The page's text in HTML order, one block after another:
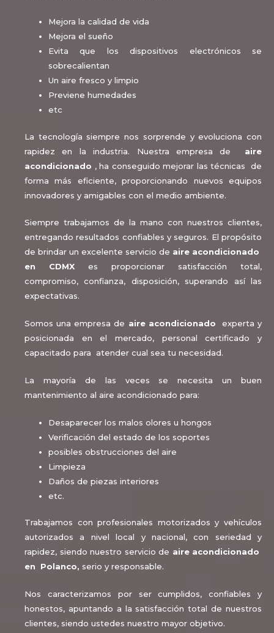
Mejora la calidad de vida
Mejora el sueño
Evita que los dispositivos electrónicos se
sobrecalientan
Un aire fresco y limpio
Previene humedades
etc
La tecnología siempre nos sorprende y evoluciona con
rapidez en la industria. Nuestra empresa de aire
acondicionado , ha conseguido mejorar las técnicas de
forma más eficiente, proporcionando nuevos equipos
innovadores y amigables con el medio ambiente.
Siempre trabajamos de la mano con nuestros clientes,
entregando resultados confiables y seguros. El propósito
de brindar un excelente servicio de aire acondicionado
en CDMX es proporcionar satisfacción total,
compromiso, confianza, disposición, superando así las
expectativas.
Somos una empresa de aire acondicionado
experta y
posicionada en el mercado, personal certificado y
capacitado para atender cual sea tu necesidad.
La mayoría de las veces se necesita un buen
mantenimiento al aire acondicionado para:
Desaparecer los malos olores u hongos
Verificación del estado de los soportes
posibles obstrucciones del aire
Limpieza
Daños de piezas interiores
etc.
Trabajamos con profesionales motorizados y vehículos
autorizados a nivel local y nacional, con seriedad y
rapidez, siendo nuestro servicio de aire acondicionado
en Polanco, serio y responsable.
Nos caracterizamos por ser cumplidos, confiables y
honestos, apuntando a la satisfacción total de nuestros
clientes, siendo ustedes nuestro mayor objetivo.